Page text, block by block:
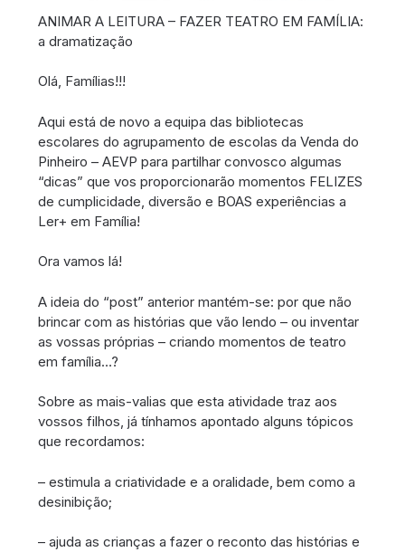
ANIMAR A LEITURA – FAZER TEATRO EM FAMÍLIA:
a dramatização
Olá, Famílias!!!
Aqui está de novo a equipa das bibliotecas
escolares do agrupamento de escolas da Venda do
Pinheiro – AEVP para partilhar convosco algumas
“dicas” que vos proporcionarão momentos FELIZES
de cumplicidade, diversão e BOAS experiências a
Ler+ em Família!
Ora vamos lá!
A ideia do “post” anterior mantém-se: por que não
brincar com as histórias que vão lendo – ou inventar
as vossas próprias – criando momentos de teatro
em família…?
Sobre as mais-valias que esta atividade traz aos
vossos filhos, já tínhamos apontado alguns tópicos
que recordamos:
– estimula a criatividade e a oralidade, bem como a
desinibição;
– ajuda as crianças a fazer o reconto das histórias e